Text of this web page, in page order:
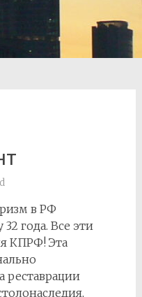
в РФ
года. Все эти
КПРФ! Эта
реставрации